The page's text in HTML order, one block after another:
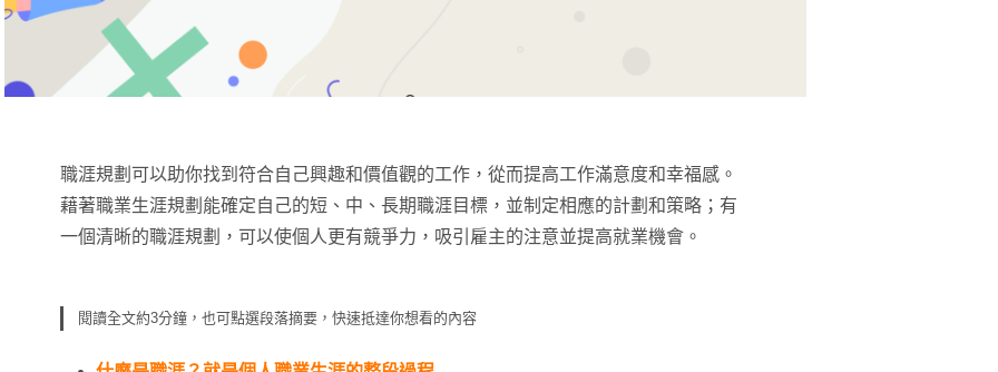
職涯規劃可以助你找到符合自己興趣和價值觀的工作，從而提高工作滿意度和幸福感。
藉著職業生涯規劃能確定自己的短、中、長期職涯目標，並制定相應的計劃和策略；有
一個清晰的職涯規劃，可以使個人更有競爭力，吸引雇主的注意並提高就業機會。
閱讀全文約3分鐘，也可點選段落摘要，快速抵達你想看的內容